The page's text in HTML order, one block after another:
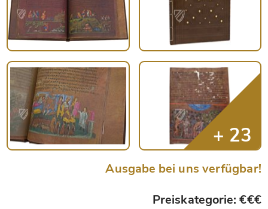
Ausgabe bei uns verfügbar!
Preiskategorie: €€€